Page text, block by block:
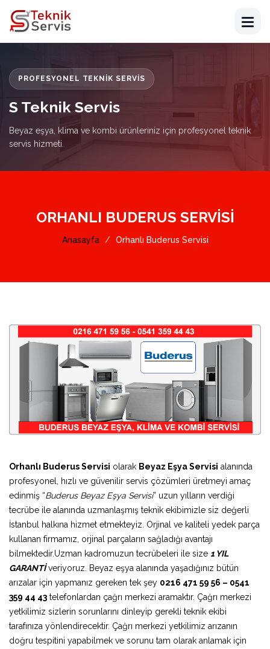
PROFESYONEL TEKNIK SERVIS
S Teknik Servis
Beyaz eşya, klima ve kombi ürünleriniz için profesyonel teknik
servis hizmeti.
ORHANLI BUDERUS SERVISI
Anasayfa Orhanlı Buderus Servisi
Orhanlı Buderus Servisi olarak Beyaz Eşya Servisi alanında
profesyonel, hızlı ve güvenilir servis çözümleri üretmeyi amaç
edinmiş “Buderus Beyaz Eşya Servisi” uzun yılların verdiği
tecrübe ile alanında uzmanlaşmış teknik ekibimizle siz değerli
İstanbul halkına hizmet etmekteyiz. Orjinal ve kaliteli yedek parça
kullanan firmamız, orjinal parçaların sağladığı avantajı
bilmektedir.Uzman kadromuzun tecrübeleri ile size 1 YIL
GARANTİveriyoruz. Beyaz eşya alanında yaşadığınız bütün
arızalar için yapmanız gereken tek şey 0216 471 59 56 – 0541
359 44 43 telefonlardan çağrı merkezi aramaktır. Çağrı merkezi
yetkilimiz sizlerin sorunlarını dinleyip gerekli teknik ekibi
tarafınıza yönlendirecektir. Çağrı merkezi yetkilimiz arızanın
doğru tespitini yapabilmek ve sorunu tam olarak anlamak için